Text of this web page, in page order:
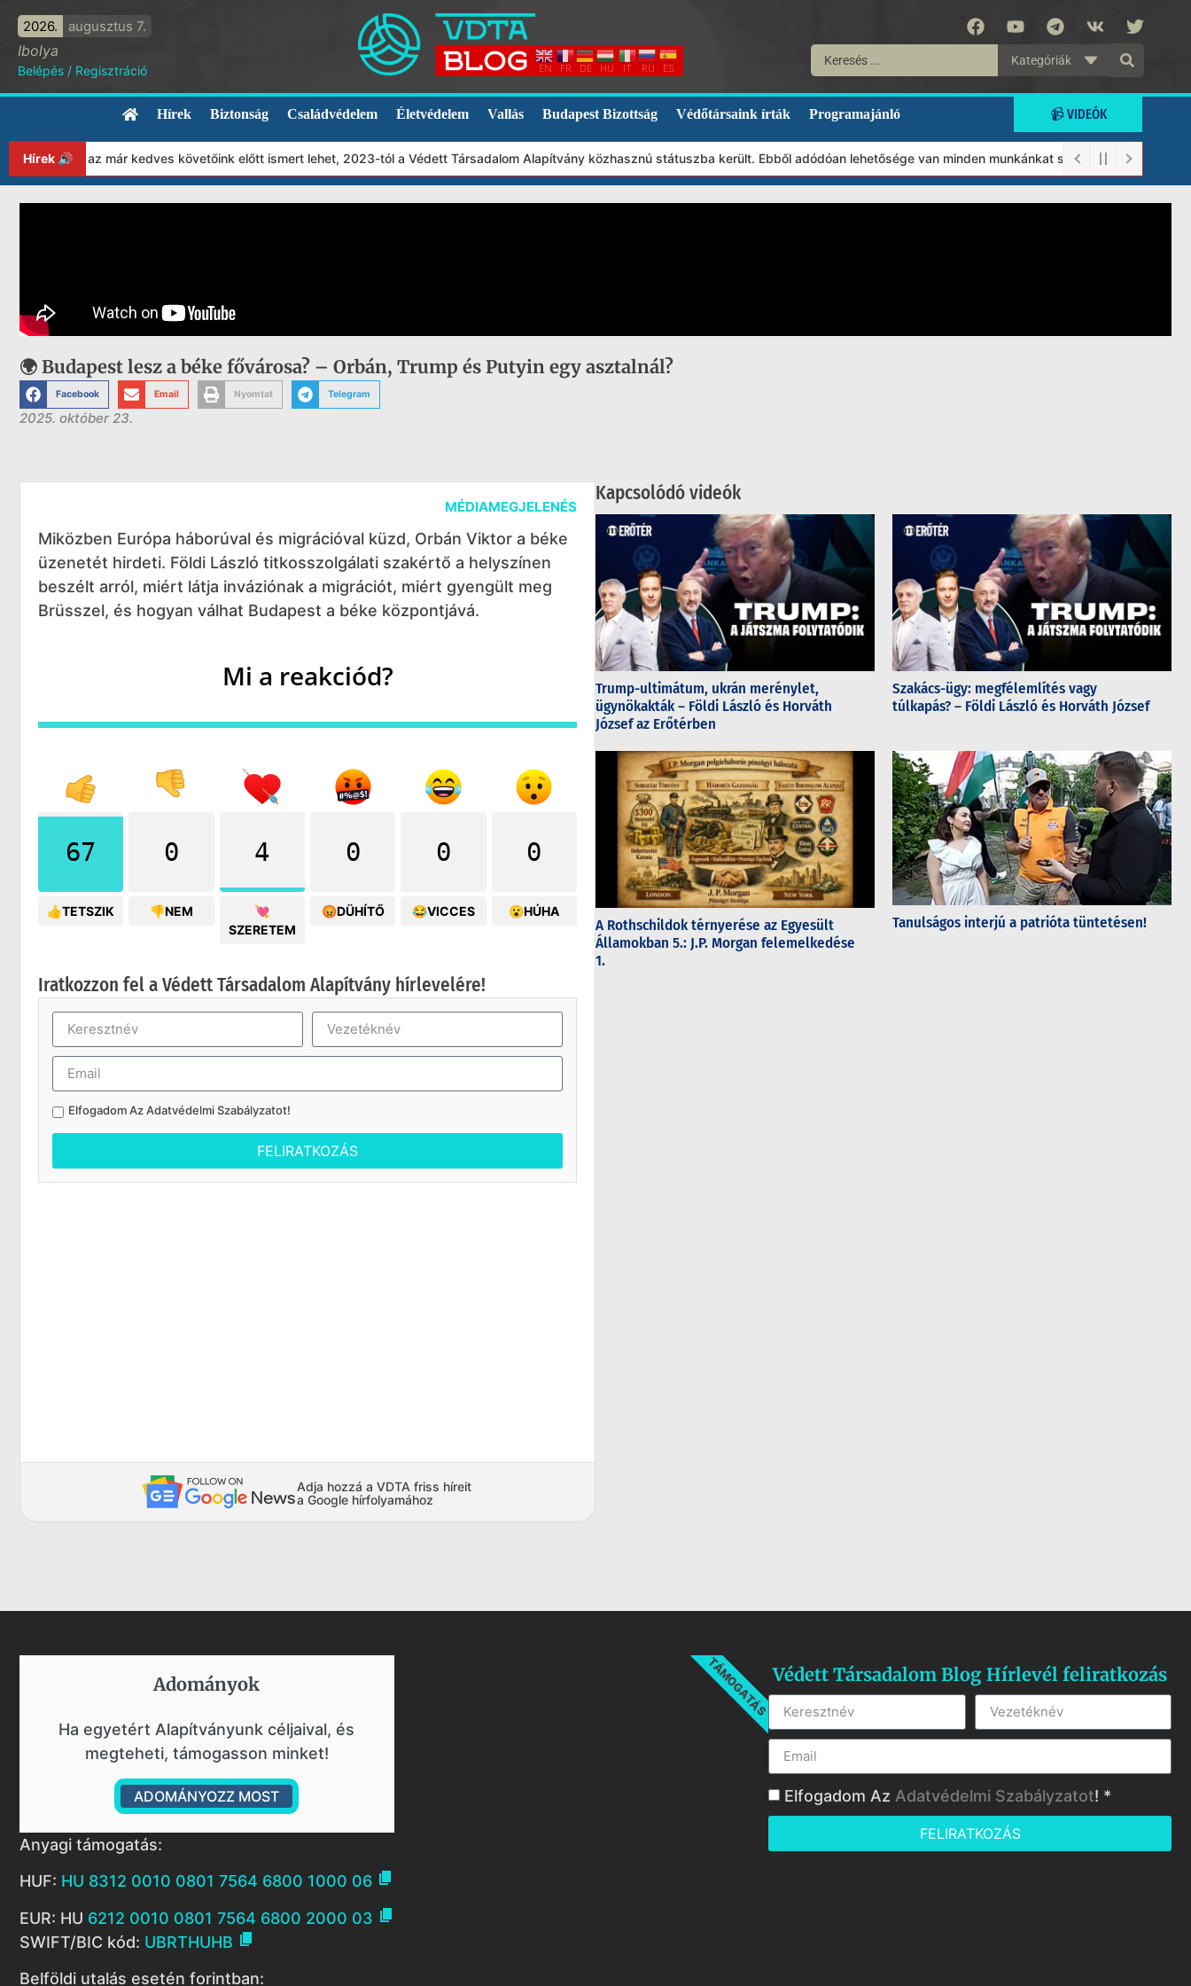
2026. augusztus 7.
Ibolya
Belépés / Regisztráció EN FR DE HU IT RU ES
Kategóriák
Hírek Biztonság Családvédelem Életvédelem Vallás Budapest Bizottság Védőtársaink írták Programajánló 📹 VIDEÓK
Hírek 🔊
Mint az már kedves követőink előtt ismert lehet, 2023-tól a Védett Társadalom Alapítvány közhasznú státuszba került. Ebből adódóan lehetősége van minden munkánkat segíteni kívánó
🌍 Budapest lesz a béke fővárosa? – Orbán, Trump és Putyin egy asztalnál?
Facebook Email Nyomtat Telegram
2025. október 23.
MÉDIAMEGJELENÉS
Miközben Európa háborúval és migrációval küzd, Orbán Viktor a béke
üzenetét hirdeti. Földi László titkosszolgálati szakértő a helyszínen
beszélt arról, miért látja inváziónak a migrációt, miért gyengült meg
Brüsszel, és hogyan válhat Budapest a béke központjává.
Mi a reakciód?
67
👍TETSZIK
0
👎NEM
4
💘
SZERETEM
0
😡DÜHÍTŐ
0
😂VICCES
0
😮HÚHA
Iratkozzon fel a Védett Társadalom Alapítvány hírlevelére!
Elfogadom AzAdatvédelmi Szabályzatot!
FELIRATKOZÁS
Adja hozzá a VDTA friss híreit
a Google hírfolyamához
Kapcsolódó videók
Trump-ultimátum, ukrán merénylet,
ügynökakták – Földi László és Horváth
József az Erőtérben
Szakács-ügy: megfélemlítés vagy
túlkapás? – Földi László és Horváth József
A Rothschildok térnyerése az Egyesült
Államokban 5.: J.P. Morgan felemelkedése
1.
Tanulságos interjú a patrióta tüntetésen!
Adományok​
Ha egyetért Alapítványunk céljaival, és
megteheti, támogasson minket!
ADOMÁNYOZZ MOST
TÁMOGATÁS
Anyagi támogatás:
HUF: HU 8312 0010 0801 7564 6800 1000 06 
EUR: HU 6212 0010 0801 7564 6800 2000 03 
SWIFT/BIC kód: UBRTHUHB 
Belföldi utalás esetén forintban:
Védett Társadalom Blog Hírlevél feliratkozás
Elfogadom Az Adatvédelmi Szabályzatot! *
FELIRATKOZÁS